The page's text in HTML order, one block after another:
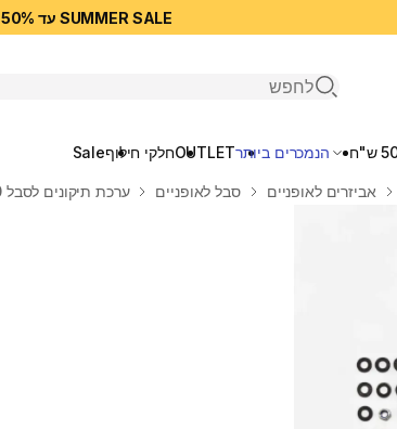
SUMMER SALE עד 50% הנחה 🛍️
פתיחת חיפוש
הנמכרים ביותרOUTLETחלקי חילוףSale
אביזרים לאופניים סבל לאופניים ערכת תיקונים לסבל B'twin Ultralight 900